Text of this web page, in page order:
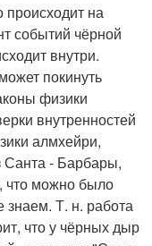
происходит на
событий чёрной
внутри.
покинуть
физики
внутренностей
алмхейри,
Санта - Барбары,
что можно было
знаем. Т. н. работа
что у чёрных дыр